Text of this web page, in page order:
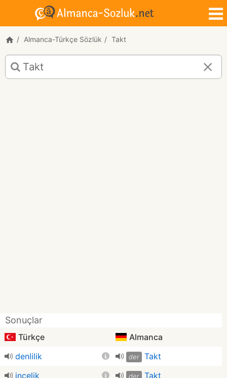
Almanca-Türkçe Sözlük Takt
Takt
için
Almanca-
Sonuçlar
Türkçe
Almanca
denlilik
der
Takt
incelik
der
Takt